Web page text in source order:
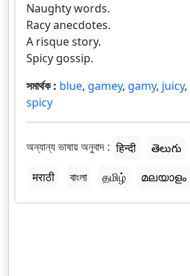
Naughty words.
Racy anecdotes.
A risque story.
Spicy gossip.
সমার্থক : blue, gamey, gamy, juicy,
spicy
অন্যান্য ভাষায় অনুবাদ : हिन्दी తెలుగు
मराठी
বাংলা தமிழ் മലയാളം